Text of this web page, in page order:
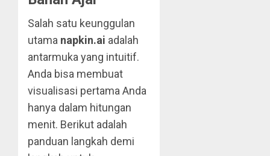
Salah satu keunggulan
utama napkin.ai adalah
antarmuka yang intuitif.
Anda bisa membuat
visualisasi pertama Anda
hanya dalam hitungan
menit. Berikut adalah
panduan langkah demi